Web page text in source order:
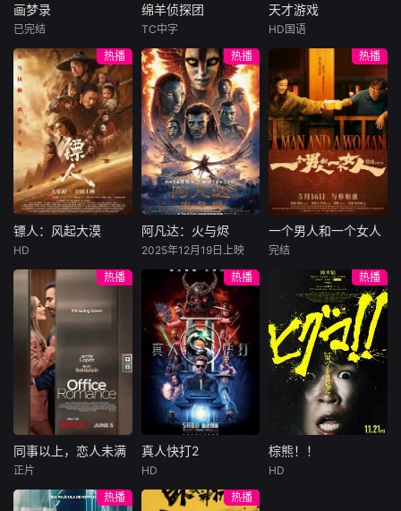
摄12
段再现中华
画梦录
林柏叡
民国的上海滩，身
怀绝技的孤女画师
许雁真，意外与身
陷危局的融汇银行
总账姜心羽产生交
集。姜心羽遭人陷
害，只得与许雁真
结盟，彼时银行欲
将国宝名画低价卖
给外国人，许雁真
仿造名画、偷天换
日。几经波折，两
人联手在各方势力
的夹缝间巧妙周
旋，共历险阻，破
解重重困境。
画梦录
已完结
绵羊侦探团
尼可拉斯·博朗
尼古拉斯·加利齐纳
牧羊人乔治
（休·杰克曼饰）最
爱给羊群读侦探小
说，没想到自己有
一天会离奇死亡。
他留下的3000万
巨额遗产，让每个
人貌似都有犯罪动
机。警察毫无头绪
“不务正业”迈出牧
场，追查牧羊人“躺
平
绵羊侦探团
TC中字
天才游戏
李蔓瑄
穷途末路的天才少
年刘全龙（彭昱畅
饰），被偏执富家
公子陈伦（丁禹兮
饰）选中，被迫踏
入一场为他量身打
造的“换命游戏”。
豪华别墅、名车名
表、神秘女友全部
备齐，在陈伦的精
瞬间拥有顶配人
生。
天才游戏
HD国语
热播
镖人：风起大漠
于适
大漠之上，镖人、
官府、西域五大家
族等多方势力盘根
错节、暗潮涌动。
“天字第二号逃犯”
刀马接下特殊押镖
任务，和同伴一起
从西域护镖远赴长
安。不料，他们的
护送对象竟是“天字
郎……天下熙熙皆
镖人：风起大漠
HD
热播
阿凡达：火与烬
佐伊·索尔达娜
西格妮·韦弗
影片聚焦杰克·萨利
与奈蒂莉一家的命
运起伏，在前作的
情感余波之上，深
刻描绘一个家族在
战火中如何成长、
并共同守护血脉相
连的情感纽带的历
程，从而将故事推
维度。此外，潘多
阿凡达：火与烬
2025年12月19日上映
热播
一个男人和一个女人
周汉宁
男人（黄渤
饰）和女人（倪妮
饰）飞机同时落
地，入住同一家酒
店，成为一墙之隔
的邻居。不够隔音
的房间暴露了男人
和女人因生活暂停
陷入的困境，健
康、家庭、婚姻、
一个男人和一个女人
完结
热播
同事以上，恋人未满
布雷特·戈德斯坦
同事以上，恋人未满
正片
热播
真人快打2
阿德莱恩·鲁道夫
真人快打2
HD
热播
棕熊！！
棕熊！！
HD
热播
热播